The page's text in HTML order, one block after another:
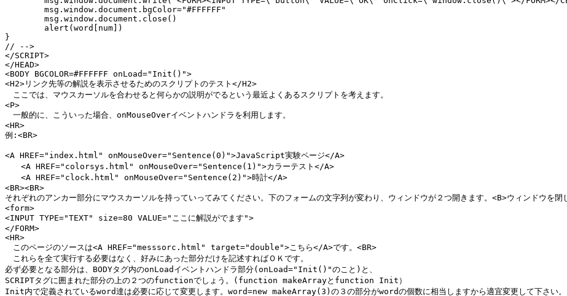
}
// -->
</SCRIPT>
</HEAD>
<BODY BGCOLOR=#FFFFFF onLoad="Init()">
<H2>リンク先等の解説を表示させるためのスクリプトのテスト</H2>
ここでは、マウスカーソルを合わせると何らかの説明がでるという最近よくあるスクリプトを考えます。
<P>
一般的に、こういった場合、onMouseOverイベントハンドラを利用します。
<HR>
例:<BR>
<A HREF="index.html" onMouseOver="Sentence(0)">JavaScript実験ページ</A>
<A HREF="colorsys.html" onMouseOver="Sentence(1)">カラーテスト</A>
<A HREF="clock.html" onMouseOver="Sentence(2)">時計</A>
<BR><BR>
それぞれのアンカー部分にマウスカーソルを持っていってみてください。下のフォームの文字列が変わり、ウィンドウが２つ開きます。<B>ウィンドウを
<form>
<INPUT TYPE="TEXT" size=80 VALUE="ここに解説がでます">
</FORM>
<HR>
このページのソースは<A HREF="messsorc.html" target="double">こちら</A>です。<BR>
これらを全て実行する必要はなく、好みにあった部分だけを記述すればＯＫです。
必ず必要となる部分は、BODYタグ内のonLoadイベントハンドラ部分(onLoad="Init()"のこと)と、
SCRIPTタグに囲まれた部分の上の２つのfunctionでしょう。(function makeArrayとfunction Init）
Init内で定義されているword達は必要に応じて変更します。word=new makeArray(3)の３の部分がwordの個数に相当しますから適宜変更して下さい。